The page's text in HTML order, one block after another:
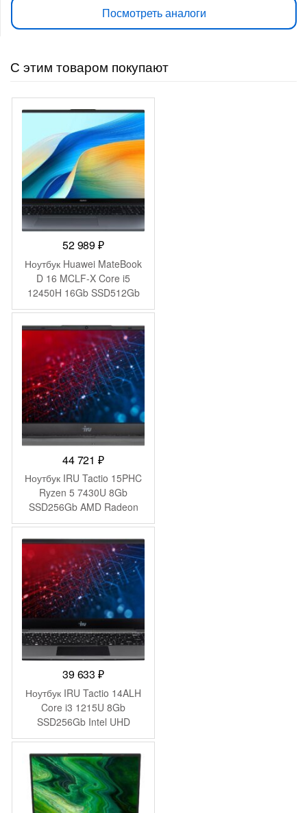
Посмотреть аналоги
С этим товаром покупают
52 989₽
Ноутбук Huawei MateBook
D 16 MCLF-X Core i5
12450H 16Gb SSD512Gb
Intel UHD Graphics 16″ IPS
space WiFi BT Cam
(53013YDK)
44 721₽
Ноутбук IRU Tactio 15PHC
Ryzen 5 7430U 8Gb
SSD256Gb AMD Radeon
Graphics 15.6″ IPS FHD
(1920×1080) Windows 11
Pro Multi Language black
WiFi BT Cam 4350mAh
(2045999)
39 633₽
Ноутбук IRU Tactio 14ALH
Core i3 1215U 8Gb
SSD256Gb Intel UHD
Graphics 14″ IPS FHD
(1920×1080) Windows 11
Pro Multi Language 64 grey
WiFi BT Cam 4000mAh
(2059058)